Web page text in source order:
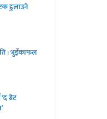
डुलाउने
: भुइँकाफल
ग्रेट